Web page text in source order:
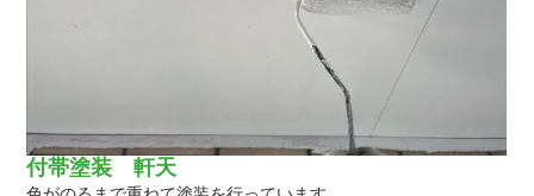
付帯塗装 軒天